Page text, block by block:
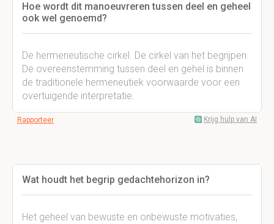
Hoe wordt dit manoeuvreren tussen deel en geheel
ook wel genoemd?
De hermeneutische cirkel. De cirkel van het begrijpen.
De overeenstemming tussen deel en gehel is binnen
de traditionele hermeneutiek voorwaarde voor een
overtuigende interpretatie.
Rapporteer Krijg hulp van AI
Wat houdt het begrip gedachtehorizon in?
Het geheel van bewuste en onbewuste motivaties,